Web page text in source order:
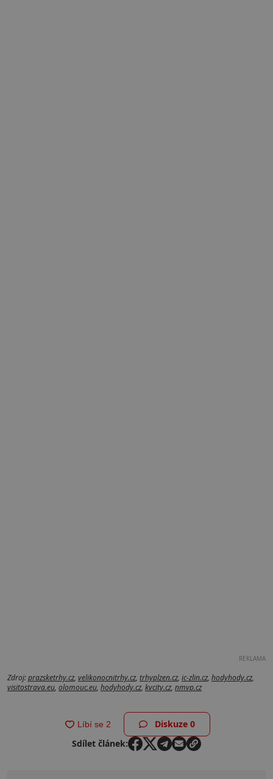
REKLAMA
Zdroj:prazsketrhy.cz, velikonocnitrhy.cz, trhyplzen.cz, ic-zlin.cz, hodyhody.cz,
visitostrava.eu, olomouc.eu, hodyhody.cz, kvcity.cz, nmvp.cz
Diskuze0
Sdílet článek: